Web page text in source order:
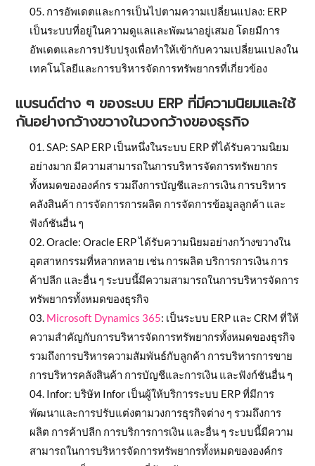
การอัพเดตและการเป็นไปตามความเปลี่ยนแปลง: ERP
เป็นระบบที่อยู่ในความดูแลและพัฒนาอยู่เสมอ โดยมีการ
อัพเดตและการปรับปรุงเพื่อทำให้เข้ากับความเปลี่ยนแปลงใน
เทคโนโลยีและการบริหารจัดการทรัพยากรที่เกี่ยวข้อง
แบรนด์ต่าง ๆ ของระบบ ERP ที่มีความนิยมและใช้
กันอย่างกว้างขวางในวงกว้างของธุรกิจ
SAP: SAP ERP เป็นหนึ่งในระบบ ERP ที่ได้รับความนิยม
อย่างมาก มีความสามารถในการบริหารจัดการทรัพยากร
ทั้งหมดขององค์กร รวมถึงการบัญชีและการเงิน การบริหาร
คลังสินค้า การจัดการการผลิต การจัดการข้อมูลลูกค้า และ
ฟังก์ชันอื่น ๆ
Oracle: Oracle ERP ได้รับความนิยมอย่างกว้างขวางใน
อุตสาหกรรมที่หลากหลาย เช่น การผลิต บริการการเงิน การ
ค้าปลีก และอื่น ๆ ระบบนี้มีความสามารถในการบริหารจัดการ
ทรัพยากรทั้งหมดของธุรกิจ
Microsoft Dynamics 365: เป็นระบบ ERP และ CRM ที่ให้
ความสำคัญกับการบริหารจัดการทรัพยากรทั้งหมดของธุรกิจ
รวมถึงการบริหารความสัมพันธ์กับลูกค้า การบริหารการขาย
การบริหารคลังสินค้า การบัญชีและการเงิน และฟังก์ชันอื่น ๆ
Infor: บริษัท Infor เป็นผู้ให้บริการระบบ ERP ที่มีการ
พัฒนาและการปรับแต่งตามวงการธุรกิจต่าง ๆ รวมถึงการ
ผลิต การค้าปลีก การบริการการเงิน และอื่น ๆ ระบบนี้มีความ
สามารถในการบริหารจัดการทรัพยากรทั้งหมดขององค์กร